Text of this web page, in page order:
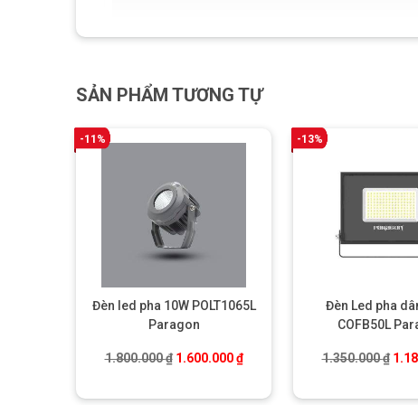
SẢN PHẨM TƯƠNG TỰ
-11%
Đèn led pha 10W POLT1065L
Paragon
1.800.000₫ Giá gốc là: 1.800.000 ₫.
1.600.000₫Giá hiện tại là: 1.600.000 ₫.
-13%
Đèn Led pha
COFB50L
1.350.000₫ Giá